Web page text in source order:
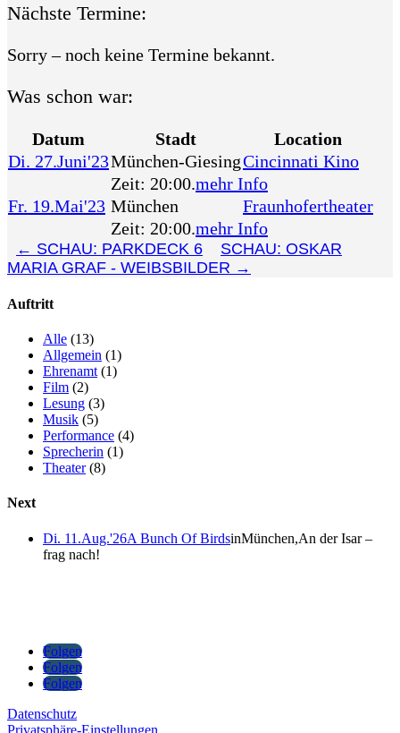
Nächste Termine:
Sorry – noch keine Termine bekannt.
Was schon war:
Datum Stadt
Location
Di. 27.Juni'23München-GiesingCincinnati Kino
Zeit: 20:00.mehr Info
Fr. 19.Mai'23 München
Fraunhofertheater
Zeit: 20:00.mehr Info
← SCHAU: PARKDECK 6
SCHAU: OSKAR
MARIA GRAF - WEIBSBILDER →
Auftritt
Alle (13)
Allgemein (1)
Ehrenamt (1)
Film (2)
Lesung (3)
Musik (5)
Performance (4)
Sprecherin (1)
Theater(8)
Next
Di. 11.Aug.'26A Bunch Of BirdsinMünchen,An der Isar –
frag nach!
Folgen
Folgen
Folgen
Datenschutz
Privatsphäre-Einstellungen